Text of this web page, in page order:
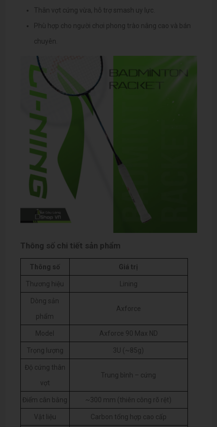
Thân vợt cứng vừa, hỗ trợ smash uy lực.
Phù hợp cho người chơi phong trào nâng cao và bán
chuyên.
Thông số chi tiết sản phẩm
Thông số Giá trị
Thương hiệu Lining
Dòng sản
phẩm
Axforce
Model Axforce 90 Max ND
Trọng lượng 3U (~85g)
Độ cứng thân
vợt
Trung bình – cứng
Điểm cân bằng ~300 mm (thiên công rõ rệt)
Vật liệu Carbon tổng hợp cao cấp